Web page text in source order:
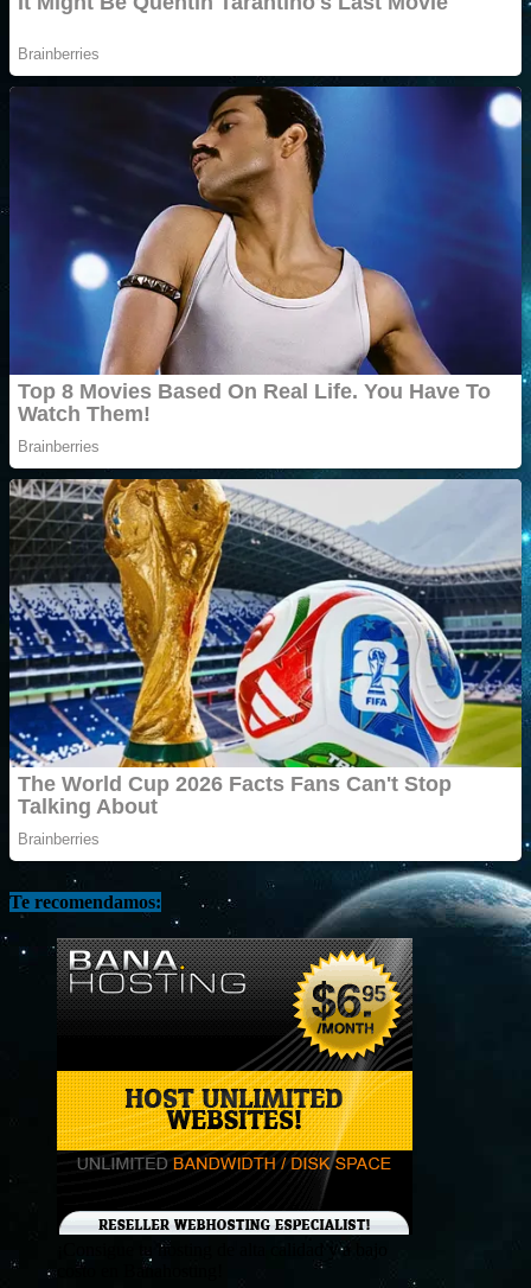
Te recomendamos:
¡Consigue tu hosting de alta calidad y a bajo
costo en Banahosting!